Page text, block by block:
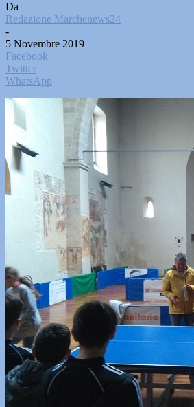
Da
Redazione Marchenews24
-
5 Novembre 2019
Facebook
Twitter
WhatsApp